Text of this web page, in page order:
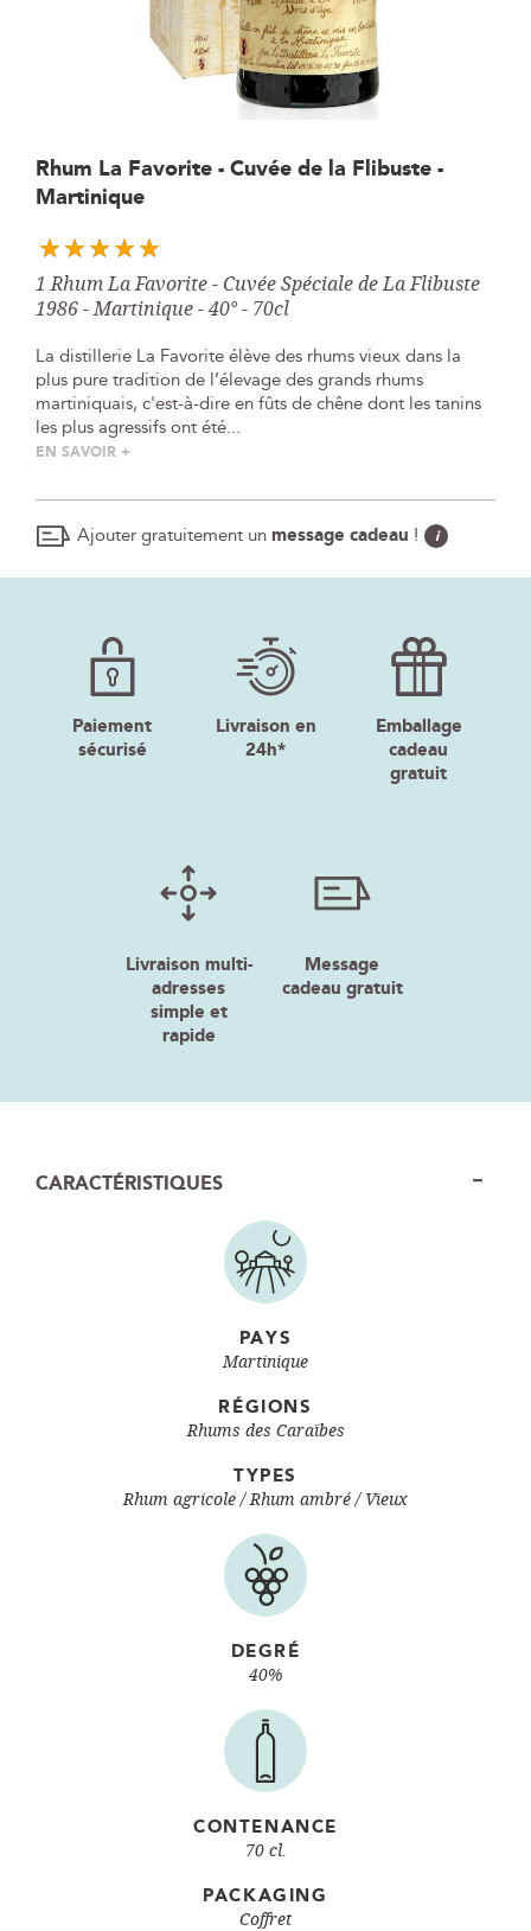
Skip
to
the
beginning
of
the
images
Rhum La Favorite - Cuvée de la Flibuste -
Martinique
1 Rhum La Favorite - Cuvée Spéciale de La Flibuste
1986 - Martinique - 40° - 70cl
La distillerie La Favorite élève des rhums vieux dans la
plus pure tradition de l’élevage des grands rhums
martiniquais, c'est-à-dire en fûts de chêne dont les tanins
les plus agressifs ont été...
EN SAVOIR +
Ajouter gratuitement unmessage cadeau ! i
Paiement
sécurisé
Livraison en
24h*
Emballage
cadeau
gratuit
Livraison multi-
adresses
simple et
rapide
Message
cadeau gratuit
CARACTÉRISTIQUES
PAYS
Martinique
RÉGIONS
Rhums des Caraïbes
TYPES
Rhum agricole Rhum ambré / Vieux
DEGRÉ
40%
CONTENANCE
70 cl.
PACKAGING
Coffret